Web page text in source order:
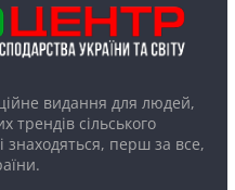
видання для людей,
трендів сільського
знаходяться, перш за все,